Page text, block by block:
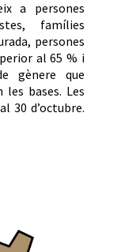
a persones
famílies
persones
al 65 % i
gènere que
bases. Les
30 d’octubre.